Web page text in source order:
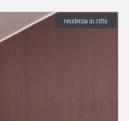
residenza in città